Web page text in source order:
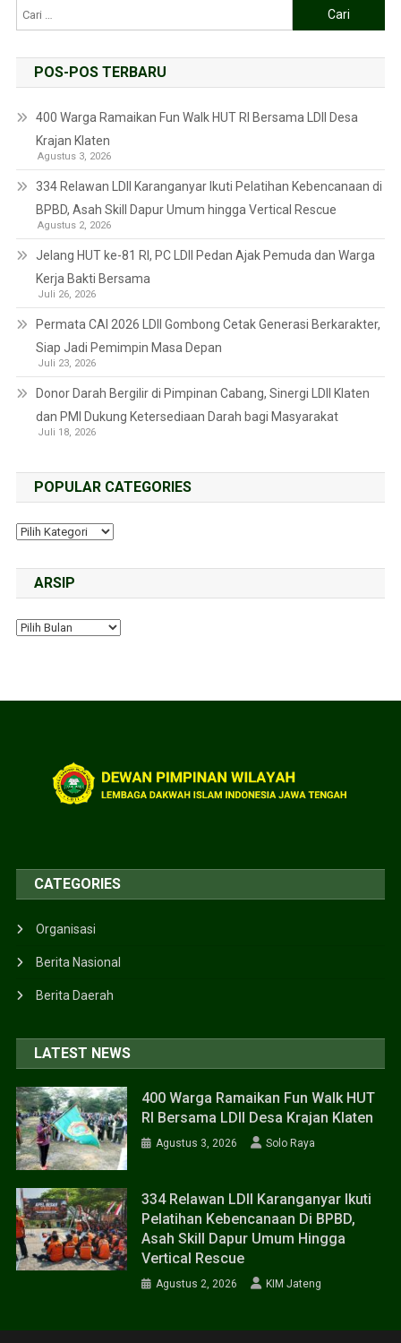
POS-POS TERBARU
400 Warga Ramaikan Fun Walk HUT RI Bersama LDII Desa
Krajan Klaten
Agustus 3, 2026
334 Relawan LDII Karanganyar Ikuti Pelatihan Kebencanaan di
BPBD, Asah Skill Dapur Umum hingga Vertical Rescue
Agustus 2, 2026
Jelang HUT ke-81 RI, PC LDII Pedan Ajak Pemuda dan Warga
Kerja Bakti Bersama
Juli 26, 2026
Permata CAI 2026 LDII Gombong Cetak Generasi Berkarakter,
Siap Jadi Pemimpin Masa Depan
Juli 23, 2026
Donor Darah Bergilir di Pimpinan Cabang, Sinergi LDII Klaten
dan PMI Dukung Ketersediaan Darah bagi Masyarakat
Juli 18, 2026
POPULAR CATEGORIES
ARSIP
CATEGORIES
Organisasi
Berita Nasional
Berita Daerah
LATEST NEWS
400 Warga Ramaikan Fun Walk HUT
RI Bersama LDII Desa Krajan Klaten
Agustus 3, 2026 Solo Raya
334 Relawan LDII Karanganyar Ikuti
Pelatihan Kebencanaan Di BPBD,
Asah Skill Dapur Umum Hingga
Vertical Rescue
Agustus 2, 2026 KIM Jateng